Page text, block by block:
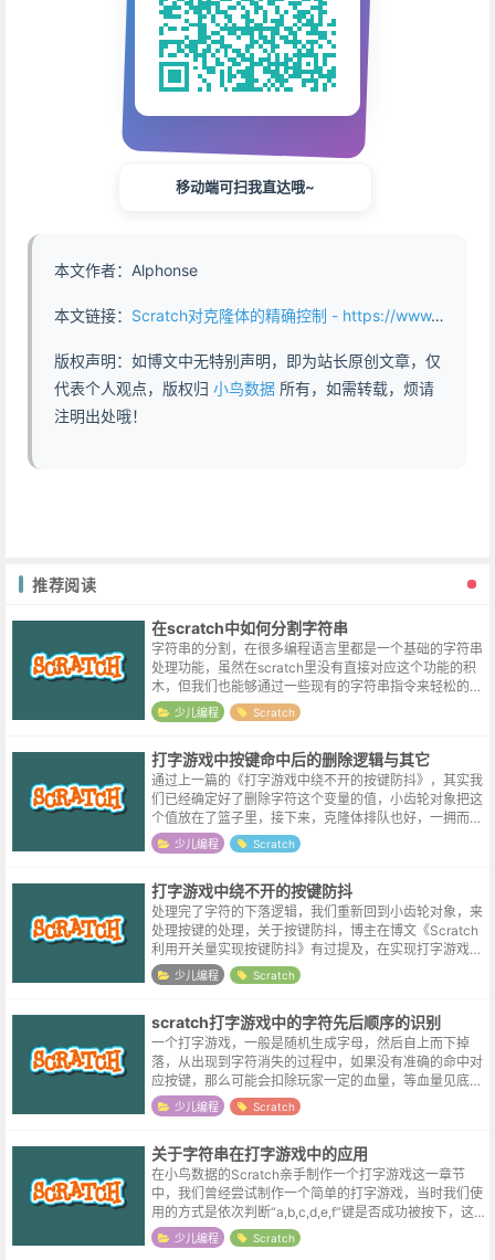
移动端可扫我直达哦~
本文作者：Alphonse
本文链接： Scratch对克隆体的精确控制 - https://www.abddb.com/scratch_precision_control.html
版权声明：如博文中无特别声明，即为站长原创文章，仅
代表个人观点，版权归 小鸟数据 所有，如需转载，烦请
注明出处哦！
推荐阅读
在scratch中如何分割字符串
字符串的分割，在很多编程语言里都是一个基础的字符串
处理功能，虽然在scratch里没有直接对应这个功能的积
木，但我们也能够通过一些现有的字符串指令来轻松的自
定义它。字符串的分割，类似于我们在现实生活中切一根
黄瓜，比如这里我们想把类似 ...
少儿编程 Scratch
打字游戏中按键命中后的删除逻辑与其它
通过上一篇的《打字游戏中绕不开的按键防抖》，其实我
们已经确定好了删除字符这个变量的值，小齿轮对象把这
个值放在了篮子里，接下来，克隆体排队也好，一拥而上
也好，来看看自己的id是不是符合删除条件就好了。下面
的图如果有点模糊，同样请右键“在...
少儿编程 Scratch
打字游戏中绕不开的按键防抖
处理完了字符的下落逻辑，我们重新回到小齿轮对象，来
处理按键的处理，关于按键防抖，博主在博文《Scratch
利用开关量实现按键防抖》有过提及，在实现打字游戏的
过程当中，也遇到了类似的问题，当按下某按键的粘连时
间过长时，会导致屏幕上所有...
少儿编程 Scratch
scratch打字游戏中的字符先后顺序的识别
一个打字游戏，一般是随机生成字母，然后自上而下掉
落，从出现到字符消失的过程中，如果没有准确的命中对
应按键，那么可能会扣除玩家一定的血量，等血量见底，
游戏也就结束了。在随机生成字母的过程中，不可避免的
会出现同一个字母同屏展示的情况，比如...
少儿编程 Scratch
关于字符串在打字游戏中的应用
在小鸟数据的Scratch亲手制作一个打字游戏这一章节
中，我们曾经尝试制作一个简单的打字游戏，当时我们使
用的方式是依次判断“a,b,c,d,e,f”键是否成功被按下，这
样挨个检测的方式显然很没有效率，于是在尝试实现计算
器的时候，在Sc...
少儿编程 Scratch